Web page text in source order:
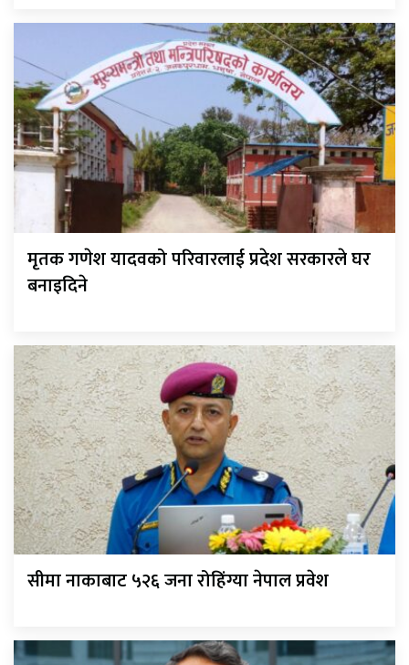
मृतक गणेश यादवको परिवारलाई प्रदेश सरकारले घर
बनाइदिने
सीमा नाकाबाट ५२६ जना रोहिंग्या नेपाल प्रवेश